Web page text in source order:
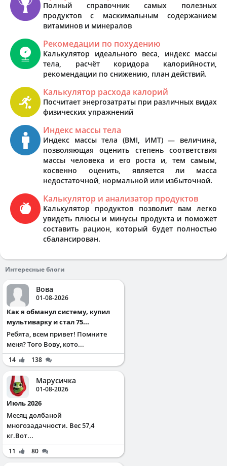
Полный справочник самых полезных
продуктов с маскимальным содержанием
витаминов и минералов
Рекомедации по похудению
Калькулятор идеального веса, индекс массы
тела, расчёт коридора калорийности,
рекомендации по снижению, план действий.
Калькулятор расхода калорий
Посчитает энергозатраты при различных видах
физических упражнений
Индекс массы тела
Индекс массы тела (BMI, ИМТ) — величина,
позволяющая оценить степень соответствия
массы человека и его роста и, тем самым,
косвенно оценить, является ли масса
недостаточной, нормальной или избыточной.
Калькулятор и анализатор продуктов
Калькулятор продуктов позволит вам легко
увидеть плюсы и минусы продукта и поможет
составить рацион, который будет полностью
сбалансирован.
Интересные блоги
Вова
01-08-2026
Как я обманул систему, купил
мультиварку и стал 75...
Ребята, всем привет! Помните
меня? Того Вову, кото...
14 138
Марусичка
01-08-2026
Июль 2026
Месяц долбаной
многозадачности. Вес 57,4
кг.Вот...
11 80